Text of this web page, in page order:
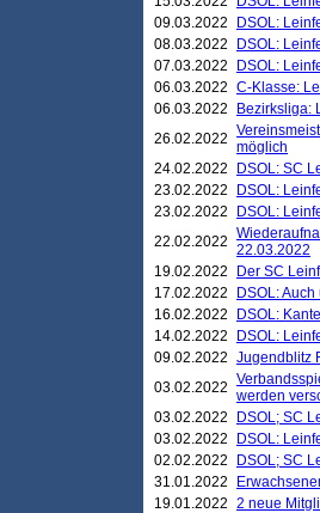
09.03.2022
DSOL:
08.03.2022
DSOL:
07.03.2022
DSOL:
06.03.2022 C-Klasse:
06.03.2022
Bezirksliga:
26.02.2022 möglich
24.02.2022
DSOL: SC
23.02.2022
DSOL:
23.02.2022
DSOL:
22.02.2022 22.03.2022
19.02.2022
Der SC
17.02.2022
DSOL:
16.02.2022
DSOL:
14.02.2022
DSOL:
09.02.2022 Jugendblitz
03.02.2022 werden
03.02.2022
DSOL; SC
03.02.2022
DSOL:
02.02.2022
DSOL; SC
31.01.2022
19.01.2022 2 neue